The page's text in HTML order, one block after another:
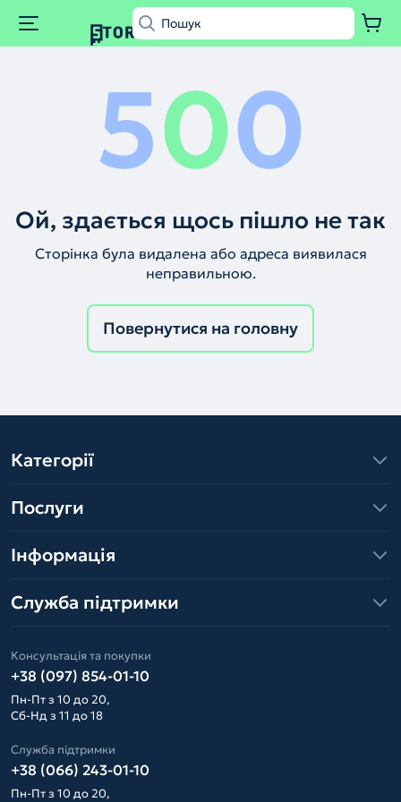
500
Ой, здається щось пішло не так
Сторінка була видалена або адреса виявилася
неправильною.
Повернутися на головну
Категорії
Послуги
Інформація
Служба підтримки
Консультація та покупки
+38 (097) 854-01-10
Пн-Пт з 10 до 20,
Сб-Нд з 11 до 18
Служба підтримки
+38 (066) 243-01-10
Пн-Пт з 10 до 20,